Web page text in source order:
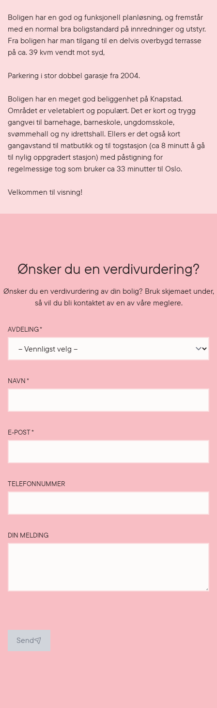
Boligen har en god og funksjonell planløsning, og fremstår
med en normal bra boligstandard på innredninger og utstyr.
Fra boligen har man tilgang til en delvis overbygd terrasse
på ca. 39 kvm vendt mot syd,
Parkering i stor dobbel garasje fra 2004.
Boligen har en meget god beliggenhet på Knapstad.
Området er veletablert og populært. Det er kort og trygg
gangvei til barnehage, barneskole, ungdomsskole,
svømmehall og ny idrettshall. Ellers er det også kort
gangavstand til matbutikk og til togstasjon (ca 8 minutt å gå
til nylig oppgradert stasjon) med påstigning for
regelmessige tog som bruker ca 33 minutter til Oslo.
Velkommen til visning!
Ønsker du en verdivurdering?
Ønsker du en verdivurdering av din bolig? Bruk skjemaet under,
så vil du bli kontaktet av en av våre meglere.
AVDELING*
NAVN*
E-POST*
TELEFONNUMMER
DIN MELDING
Send